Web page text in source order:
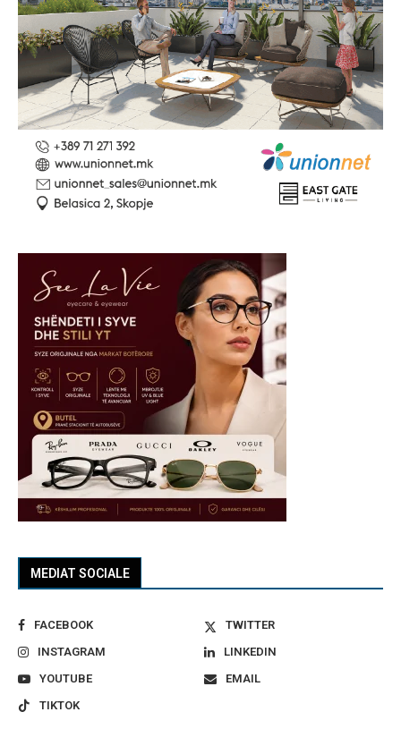
MEDIAT SOCIALE
FACEBOOK
TWITTER
INSTAGRAM
LINKEDIN
YOUTUBE
EMAIL
TIKTOK